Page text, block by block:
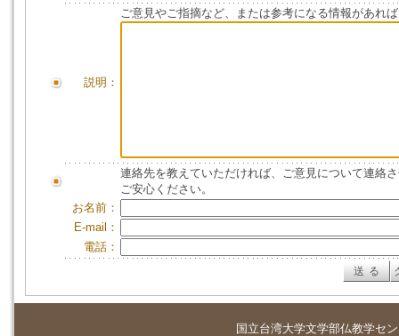
説明：
ご意見やご指摘など、または参考になる情報があれ
連絡先を教えていただければ、ご意見について連絡
ご安心ください。
お名前：
E-mail：
電話：
国立台湾大学文学部仏教学セ